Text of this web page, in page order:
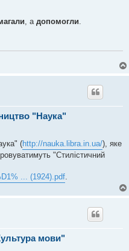
, а допомогли.
"Наука"
(http://nauka.libra.in.ua/), яке
"Стилістичний
... (1924).pdf
мови"